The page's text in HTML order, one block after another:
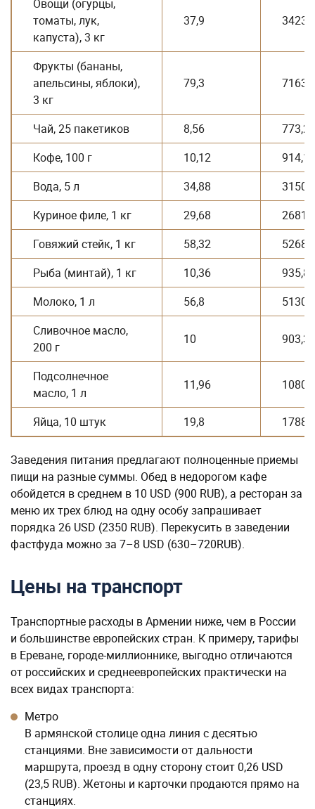
Овощи (огурцы,
томаты, лук,
капуста), 3 кг
37,9 3423,5
Фрукты (бананы,
апельсины, яблоки),
3 кг
79,3 7163,2
Чай, 25 пакетиков 8,56
773,2
Кофе, 100 г
10,12
914,1
Вода, 5 л
34,88
3150,7
Куриное филе, 1 кг
29,68
2681,9
Говяжий стейк, 1 кг
58,32
5268
Рыба (минтай), 1 кг
10,36
935,8
Молоко, 1 л
56,8
5130,7
Сливочное масло,
200 г
10 903,3
Подсолнечное
масло, 1 л
11,96 1080,3
Яйца, 10 штук 19,8 1788,5
Заведения питания предлагают полноценные приемы
пищи на разные суммы. Обед в недорогом кафе
обойдется в среднем в 10 USD (900 RUB), а ресторан за
меню их трех блюд на одну особу запрашивает
порядка 26 USD (2350 RUB). Перекусить в заведении
фастфуда можно за 7–8 USD (630–720RUB).
Цены на транспорт
Транспортные расходы в Армении ниже, чем в России
и большинстве европейских стран. К примеру, тарифы
в Ереване, городе-миллионнике, выгодно отличаются
от российских и среднеевропейских практически на
всех видах транспорта:
Метро
В армянской столице одна линия с десятью
станциями. Вне зависимости от дальности
маршрута, проезд в одну сторону стоит 0,26 USD
(23,5 RUB). Жетоны и карточки продаются прямо на
станциях.